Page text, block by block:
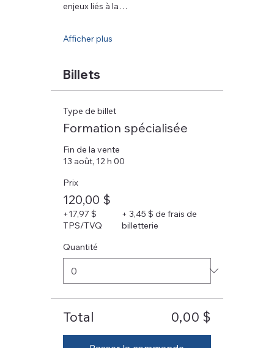
enjeux liés à la…
Afficher plus
Billets
Type de billet
Formation spécialisée
Fin de la vente
13 août, 12 h 00
Prix
120,00 $
+17,97 $
TPS/TVQ
+ 3,45 $ de frais de
billetterie
Quantité
Total 0,00 $